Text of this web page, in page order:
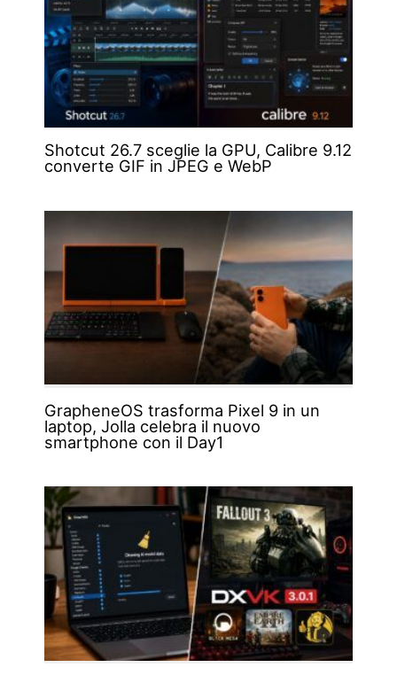
Shotcut 26.7 sceglie la GPU, Calibre 9.12
converte GIF in JPEG e WebP
GrapheneOS trasforma Pixel 9 in un
laptop, Jolla celebra il nuovo
smartphone con il Day1